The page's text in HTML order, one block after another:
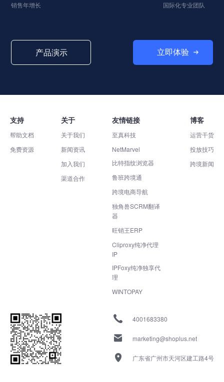
销售年增长 国际化专业团队
产品演示 立即体验
支持
帮助文档
免费资源
关于
关于我们
新闻资讯
加入我们
渠道合作
友情链接
至真科技
NetMarvel
比特指纹浏览器
鲁班跨境通
跨境电商导航
独角兽SCRM翻译
器
旺销王ERP
Cliproxy纯净代理
IP
IPFoxy纯净独享代
理
WINTOPAY
博客
运营干货
投放技巧
跨境新闻
4001683380
marketing@shoplus.net
广东省广州市天河区建工路4号